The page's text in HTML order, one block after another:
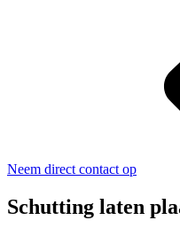
Neem direct contact op
Schutting laten